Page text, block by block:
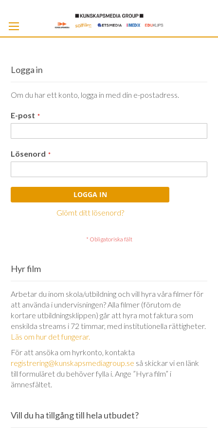
Logga in
Om du har ett konto, logga in med din e-postadress.
E-post
Lösenord
LOGGA IN
Glömt ditt lösenord?
Hyr film
Arbetar du inom skola/utbildning och vill hyra våra filmer för
att använda i undervisningen? Alla filmer (förutom de
kortare utbildningsklippen) går att hyra mot faktura som
enskilda streams i 72 timmar, med institutionella rättigheter.
Läs om hur det fungerar.
För att ansöka om hyrkonto, kontakta
registrering@kunskapsmediagroup.se så skickar vi en länk
till formuläret du behöver fylla i. Ange ”Hyra film” i
ämnesfältet.
Vill du ha tillgång till hela utbudet?